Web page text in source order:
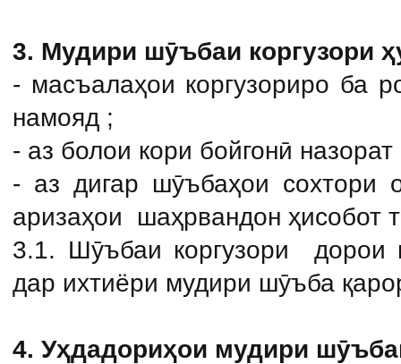
3. Мудири шӯъбаи коргузори
- масъалаҳои коргузориро ба
намояд ;
- аз болои кори бойгонӣ
- аз дигар шӯъбаҳои сохтори
аризаҳои шаҳрвандон ҳисобот
3.1. Шӯъбаи коргузори дорои
дар ихтиёри мудири шӯъба
4. Уҳдадориҳои мудири